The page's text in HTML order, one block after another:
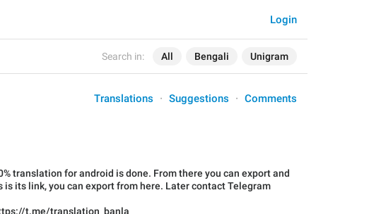
Search in: All Bengali Unigram
Login
Translations Suggestions Comments
translation for android is done. From there you can export and
its link, you can export from here. Later contact Telegram
t.me/translation_banla